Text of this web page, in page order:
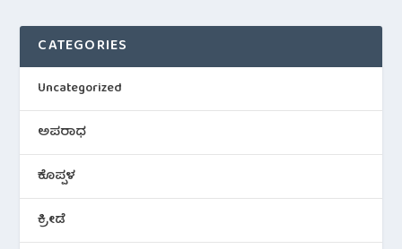
CATEGORIES
Uncategorized
ಅಪರಾಧ
ಕೊಪ್ಪಳ
ಕ್ರೀಡೆ